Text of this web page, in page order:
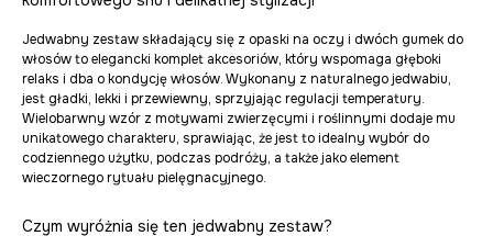
Jedwabny zestaw składający się z opaski na oczy i dwóch gumek do
włosów to elegancki komplet akcesoriów, który wspomaga głęboki
relaks i dba o kondycję włosów. Wykonany z naturalnego jedwabiu,
jest gładki, lekki i przewiewny, sprzyjając regulacji temperatury.
Wielobarwny wzór z motywami zwierzęcymi i roślinnymi dodaje mu
unikatowego charakteru, sprawiając, że jest to idealny wybór do
codziennego użytku, podczas podróży, a także jako element
wieczornego rytuału pielęgnacyjnego.
Czym wyróżnia się ten jedwabny zestaw?